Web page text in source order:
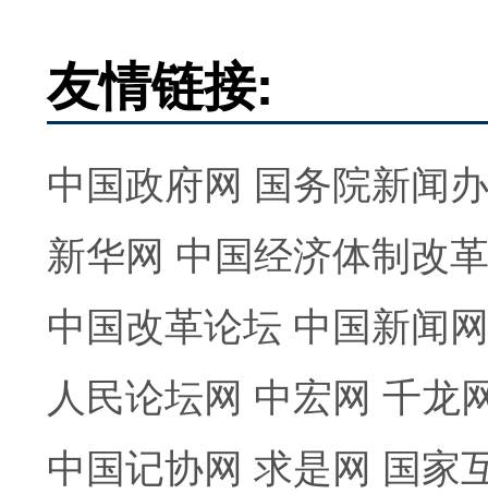
友情链接:
中国政府网 国务院新闻
新华网 中国经济体制改
中国改革论坛 中国新闻网
人民论坛网 中宏网 千龙
中国记协网 求是网 国家